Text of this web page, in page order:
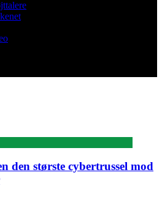
den største cybertrussel mod